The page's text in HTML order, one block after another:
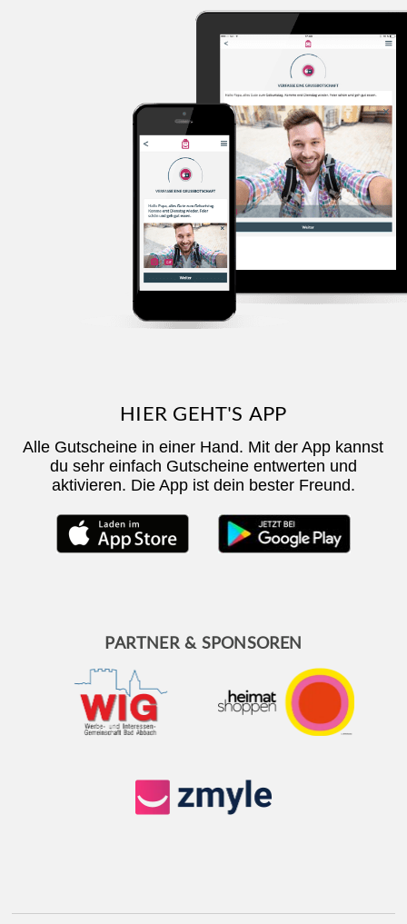
HIER GEHT'S APP
Alle Gutscheine in einer Hand. Mit der App kannst
du sehr einfach Gutscheine entwerten und
aktivieren. Die App ist dein bester Freund.
PARTNER & SPONSOREN